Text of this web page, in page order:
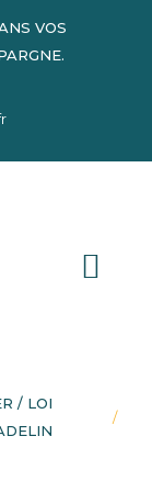
VOS
/ LOI